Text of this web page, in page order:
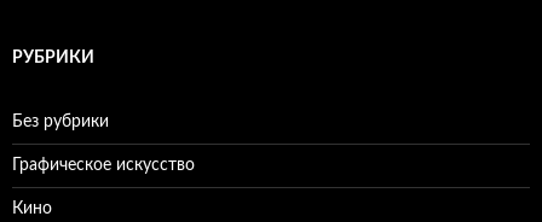
РУБРИКИ
Без рубрики
Графическое искусство
Кино